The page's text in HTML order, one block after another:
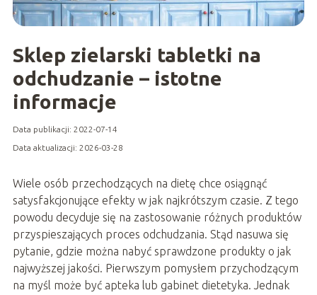
Sklep zielarski tabletki na
odchudzanie – istotne
informacje
Data publikacji: 2022-07-14
Data aktualizacji: 2026-03-28
Wiele osób przechodzących na dietę chce osiągnąć
satysfakcjonujące efekty w jak najkrótszym czasie. Z tego
powodu decyduje się na zastosowanie różnych produktów
przyspieszających proces odchudzania. Stąd nasuwa się
pytanie, gdzie można nabyć sprawdzone produkty o jak
najwyższej jakości. Pierwszym pomysłem przychodzącym
na myśl może być apteka lub gabinet dietetyka. Jednak